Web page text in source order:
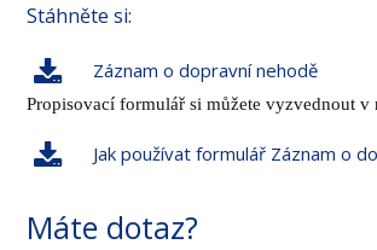
Stáhněte si:
Záznam o dopravní nehodě
Propisovací formulář si můžete vyzvednout v
Jak používat formulář Záznam o
Máte dotaz?